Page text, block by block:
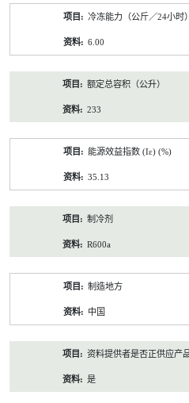
冷冻能力（公斤／24小时）
6.00
额定总容积（公升）
233
能源效益指数 (Iε) (%)
35.13
制冷剂
R600a
制造地方
中国
资料提供者是否正供应产
是